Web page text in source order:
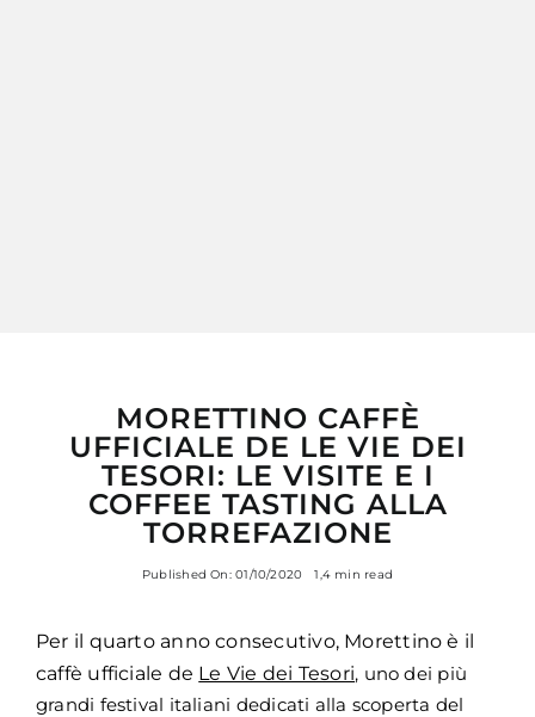
MORETTINO CAFFÈ
UFFICIALE DE LE VIE DEI
TESORI: LE VISITE E I
COFFEE TASTING ALLA
TORREFAZIONE
Published On: 01/10/2020 1,4 min read
Per il quarto anno consecutivo, Morettino è il
caffè ufficiale de Le Vie dei Tesori, uno dei più
grandi festival italiani dedicati alla scoperta del